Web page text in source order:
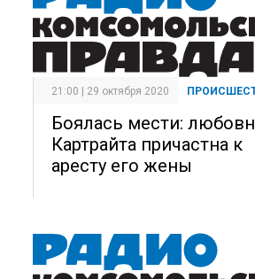
21:00 | 29 октября 2020
Боялась мести:
Картрайта причастна к
аресту его жены